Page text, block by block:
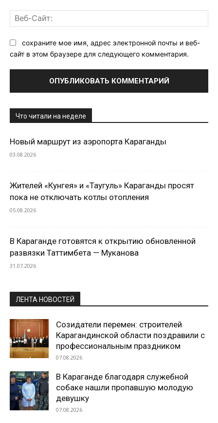
сохраните мое имя, адрес электронной почты и веб-
сайт в этом браузере для следующего комментария.
Что читали на неделе
Новый маршрут из аэропорта Караганды
03.08.2026
Жителей «Кунгея» и «Таугуль» Караганды просят
пока не отключать котлы отопления
05.08.2026
В Караганде готовятся к открытию обновленной
развязки Таттимбета — Муканова
31.07.2026
ЛЕНТА НОВОСТЕЙ
Созидатели перемен: строителей
Карагандинской области поздравили с
профессиональным праздником
07.08.2026
В Караганде благодаря служебной
собаке нашли пропавшую молодую
девушку
07.08.2026